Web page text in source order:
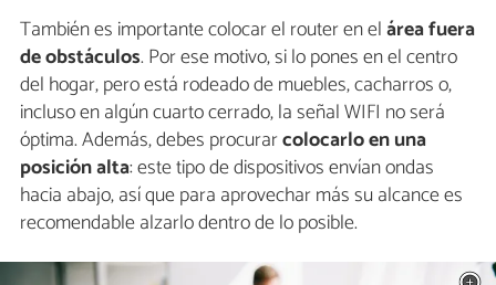
También es importante colocar el router en elárea fuera
de obstáculos. Por ese motivo, si lo pones en el centro
del hogar, pero está rodeado de muebles, cacharros o,
incluso en algún cuarto cerrado, la señal WIFI no será
óptima. Además, debes procurarcolocarlo en una
posición alta: este tipo de dispositivos envían ondas
hacia abajo, así que para aprovechar más su alcance es
recomendable alzarlo dentro de lo posible.